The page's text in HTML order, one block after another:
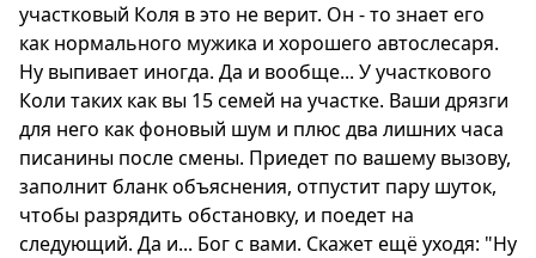
участковый Коля в это не верит. Он - то знает его
как нормального мужика и хорошего автослесаря.
Ну выпивает иногда. Да и вообще... У участкового
Коли таких как вы 15 семей на участке. Ваши дрязги
для него как фоновый шум и плюс два лишних часа
писанины после смены. Приедет по вашему вызову,
заполнит бланк объяснения, отпустит пару шуток,
чтобы разрядить обстановку, и поедет на
следующий. Да и... Бог с вами. Скажет ещё уходя: "Ну